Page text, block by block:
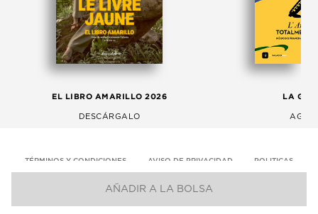
AÑADIR A LA BOLSA
EL LIBRO AMARILLO 2026
DESCÁRGALO
LA
TÉRMINOS Y CONDICIONES AVISO DE PRIVACIDAD POLITICAS